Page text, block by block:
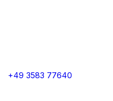
+49 3583 77640